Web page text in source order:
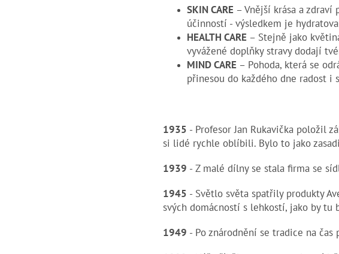
SKIN CARE – Vnější krása a
účinností - výsledkem je
HEALTH CARE – Stejně jako
vyvážené doplňky stravy dodají
MIND CARE – Pohoda, která se
přinesou do každého dne radost i
1935 - Profesor Jan Rukavička položil
si lidé rychle oblíbili. Bylo to jako
1939 - Z malé dílny se stala firma se
1945 - Světlo světa spatřily produkty
svých domácností s lehkostí, jako by tu
1949 - Po znárodnění se tradice na čas